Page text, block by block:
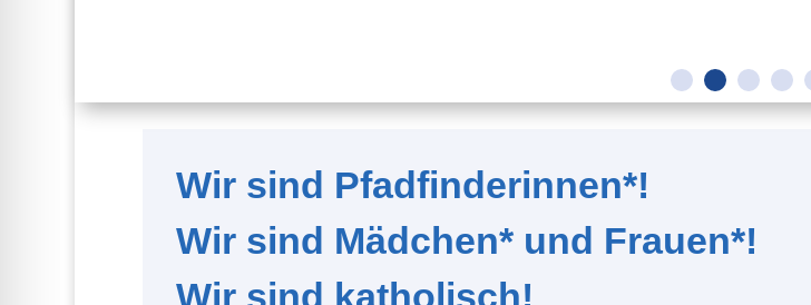
Wir sind Pfadfinderinnen*!
Wir sind Mädchen* und Frauen*!